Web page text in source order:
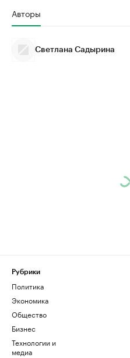
Авторы
Светлана Садырина
Рубрики
Политика
Экономика
Общество
Бизнес
Технологии и
медиа